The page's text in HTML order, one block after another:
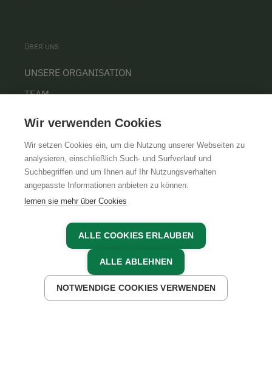
JETZT ANFRAGEN
ÜBER UNS
UNSERE ORGANISATION
TEAM
AGBIMPRESSUMDATENSCHUTZ
Wir verwenden Cookies
Wir setzen Cookies ein, um die Nutzung unserer Webseiten zu
analysieren, einschließlich Such- und Surfverlauf und
Suchbegriffen und um Ihnen auf Ihr Nutzungsverhalten
angepasste Informationen anbieten zu können.
lernen sie mehr über Cookies
ALLE COOKIES ERLAUBEN
ALLE ABLEHNEN
NOTWENDIGE COOKIES VERWENDEN